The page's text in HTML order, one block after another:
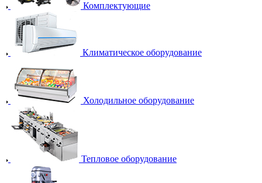
Комплектующие
Климатическое оборудование
Холодильное оборудование
Тепловое оборудование